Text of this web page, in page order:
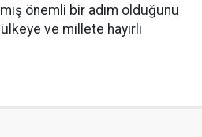
önemli bir adım olduğunu
ve millete hayırlı